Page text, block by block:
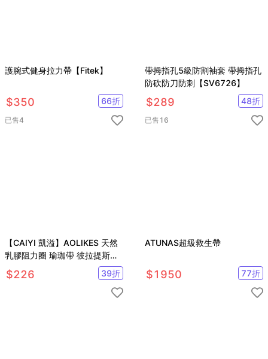
護腕式健身拉力帶【Fitek】
$350 66折
已售4
帶拇指孔5級防割袖套 帶拇指孔
防砍防刀防刺【SV6726】
$289 48折
已售 16
【CAIYI 凱溢】AOLIKES 天然
乳膠阻力圈 瑜珈帶 彼拉提斯帶
訓練拉力帶 阻力帶 健身帶 拉力
帶 彈力帶 黃色
$226 39折
ATUNAS超級救生帶
$1950 77折